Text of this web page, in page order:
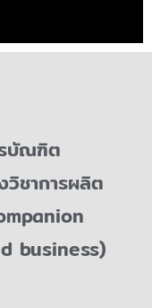
บัณฑิต
วิชาการผลิต
business)